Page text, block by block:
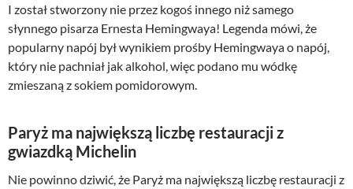
I został stworzony nie przez kogoś innego niż samego
słynnego pisarza Ernesta Hemingwaya! Legenda mówi, że
popularny napój był wynikiem prośby Hemingwaya o napój,
który nie pachniał jak alkohol, więc podano mu wódkę
zmieszaną z sokiem pomidorowym.
Paryż ma największą liczbę restauracji z
gwiazdką Michelin
Nie powinno dziwić, że Paryż ma największą liczbę restauracji z